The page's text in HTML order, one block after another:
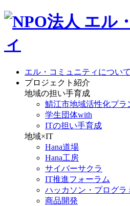
エル・コミュニティについて
プロジェクト紹介
地域の担い手育成
鯖江市地域活性化プラ
学生団体with
ITの担い手育成
地域×IT
Hana道場
Hana工房
サイバーサクラ
IT推進フォーラム
ハッカソン・プログラ
商品開発